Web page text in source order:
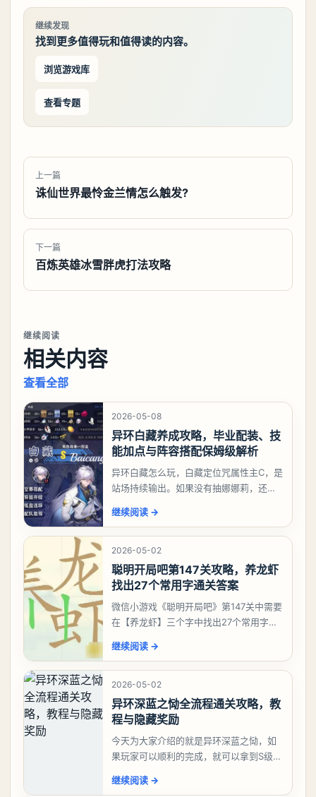
继续发现
找到更多值得玩和值得读的内容。
浏览游戏库
查看专题
上一篇
诛仙世界最怜金兰情怎么触发?
下一篇
百炼英雄冰雪胖虎打法攻略
继续阅读
相关内容
查看全部
2026-05-08
异环白藏养成攻略，毕业配装、技
能加点与阵容搭配保姆级解析
异环白藏怎么玩，白藏定位咒属性主C，是
站场持续输出。如果没有抽娜娜莉，还没
有娜娜莉缺另外一个二队C想打深渊也可以
考虑养个白藏
继续阅读 →
2026-05-02
聪明开局吧第147关攻略，养龙虾
找出27个常用字通关答案
微信小游戏《聪明开局吧》第147关中需要
在【养龙虾】三个字中找出27个常用字，
大、夫、夰、巾、中、虫、下、虾、卜、
囗、吓、卟、
继续阅读 →
2026-05-02
异环深蓝之恸全流程通关攻略，教
程与隐藏奖励
今天为大家介绍的就是异环深蓝之恸，如
果玩家可以顺利的完成，就可以拿到S级弧
比较高的，对于那些新手玩家并不建议直
继续阅读 →